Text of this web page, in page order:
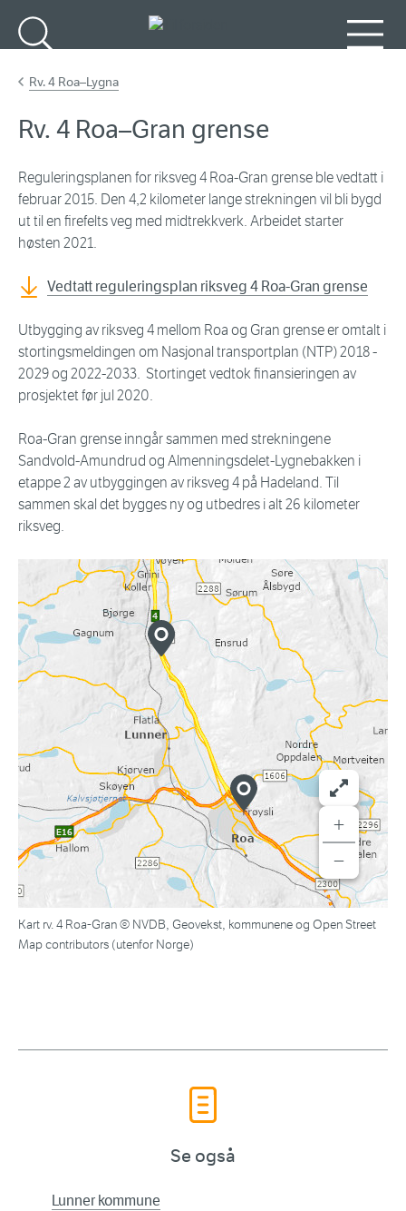
Rv. 4 Roa–Lygna
Rv. 4 Roa–Gran grense
Reguleringsplanen for riksveg 4 Roa-Gran grense ble vedtatt i
februar 2015. Den 4,2 kilometer lange strekningen vil bli bygd
ut til en firefelts veg med midtrekkverk. Arbeidet starter
høsten 2021.
Vedtatt reguleringsplan riksveg 4 Roa-Gran grense
Utbygging av riksveg 4 mellom Roa og Gran grense er omtalt i
stortingsmeldingen om Nasjonal transportplan (NTP) 2018 -
2029 og 2022-2033. Stortinget vedtok finansieringen av
prosjektet før jul 2020.
Roa-Gran grense inngår sammen med strekningene
Sandvold-Amundrud og Almenningsdelet-Lygnebakken i
etappe 2 av utbyggingen av riksveg 4 på Hadeland. Til
sammen skal det bygges ny og utbedres i alt 26 kilometer
riksveg.
+
−
Kart rv. 4 Roa-Gran © NVDB, Geovekst, kommunene og Open Street
Map contributors (utenfor Norge)
Se også
Lunner kommune